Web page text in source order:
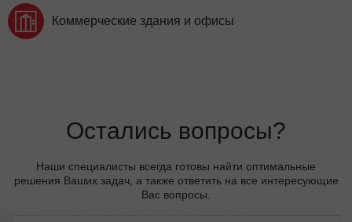
Коммерческие здания и офисы
Остались вопросы?
Наши специалисты всегда готовы найти оптимальные
решения Ваших задач, а также ответить на все интересующие
Вас вопросы.